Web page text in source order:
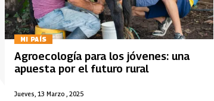
MI PAÍS
Jueves, 13 Marzo , 2025
Agroecología para los jóvenes: una
apuesta por el futuro rural